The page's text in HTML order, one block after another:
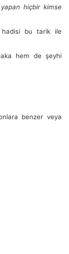
hiçbir kimse
bu tarik ile
hem de şeyhi
benzer veya